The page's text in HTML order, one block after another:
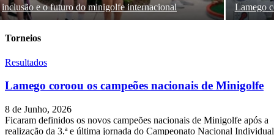
inclusão e o futuro do minigolfe internacional
Lamego
Torneios
Resultados
Lamego coroou os campeões nacionais de Minigolfe
8 de Junho, 2026
Ficaram definidos os novos campeões nacionais de Minigolfe após a
realização da 3.ª e última jornada do Campeonato Nacional